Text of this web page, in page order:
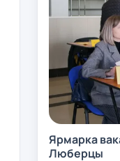
Ярмарка
Люберцы